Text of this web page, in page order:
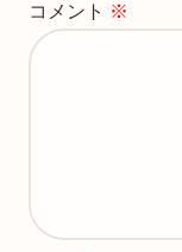
コメント ※